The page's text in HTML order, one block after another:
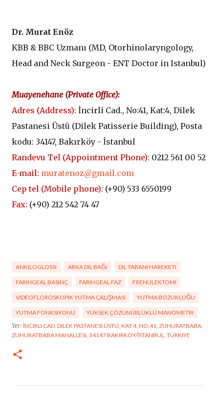
Dr. Murat Enöz
KBB & BBC Uzmanı (MD, Otorhinolaryngology,
Head and Neck Surgeon - ENT Doctor in Istanbul)
Muayenehane (Private Office):
Adres (Address): İncirli Cad., No:41, Kat:4, Dilek
Pastanesi Üstü (Dilek Patisserie Building), Posta
kodu: 34147, Bakırköy - İstanbul
Randevu Tel (Appointment Phone): 0212 561 00 52
E-mail: muratenoz@gmail.com
Cep tel (Mobile phone): (+90) 533 6550199
Fax: (+90) 212 542 74 47
ANKILOGLOSSI ARKA DIL BAĞI DIL TABANI HAREKETI
FARINGEAL BASINÇ FARINGEAL FAZ FRENULEKTOMI
VIDEOFLOROSKOPIK YUTMA ÇALIŞMASI YUTMA BOZUKLUĞU
YUTMA FONKSIYONU
YÜKSEK ÇÖZÜNÜRLÜKLÜ MANOMETRI
Yer: İNCIRLI CAD. DILEK PASTANESI ÜSTÜ, KAT:4, NO:41, ZUHURATBABA,
ZUHURATBABA MAHALLESI, 34147 BAKIRKÖY/İSTANBUL, TÜRKIYE